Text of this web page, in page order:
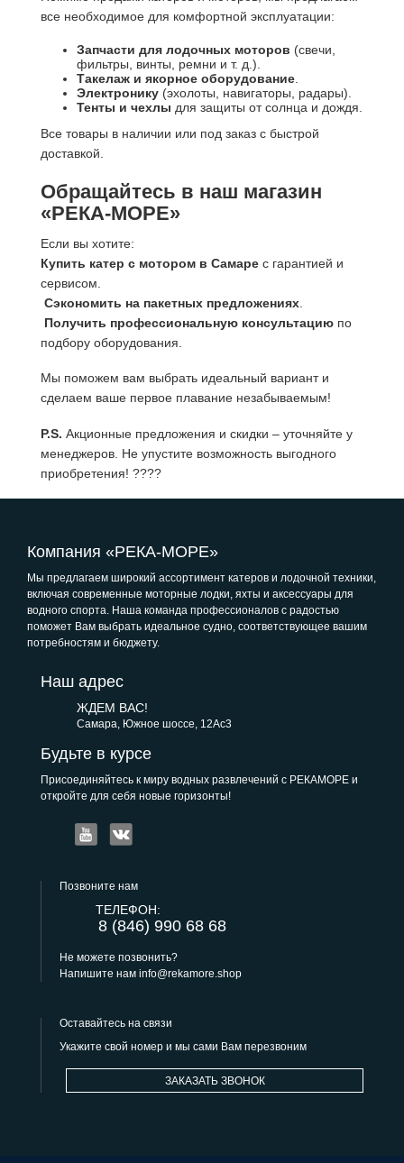
все необходимое для комфортной эксплуатации:
Запчасти для лодочных моторов (свечи,
фильтры, винты, ремни и т. д.).
Такелаж и якорное оборудование
Электронику (эхолоты, навигаторы, радары).
Тенты и чехлы для защиты от солнца и дождя.
Все товары в наличии или под заказ с быстрой
доставкой.
Обращайтесь в наш магазин
«РЕКА-МОРЕ»
Если вы хотите:
Купить катер с мотором в Самаре с гарантией и
сервисом.
Сэкономить на пакетных предложениях
Получить профессиональную консультацию по
подбору оборудования.
Мы поможем вам выбрать идеальный вариант и
сделаем ваше первое плавание незабываемым!
P.S. Акционные предложения и скидки – уточняйте у
менеджеров. Не упустите возможность выгодного
приобретения! ????
Компания «РЕКА-МОРЕ»
Мы предлагаем широкий ассортимент катеров и лодочной техники,
включая современные моторные лодки, яхты и аксессуары для
водного спорта. Наша команда профессионалов с радостью
поможет Вам выбрать идеальное судно, соответствующее вашим
потребностям и бюджету.
Наш адрес
ЖДЕМ ВАС!
Самара, Южное шоссе, 12Ас3
Будьте в курсе
Присоединяйтесь к миру водных развлечений с РЕКАМОРЕ и
откройте для себя новые горизонты!
Позвоните нам
ТЕЛЕФОН:
8 (846) 990 68 68
Не можете позвонить?
Напишите нам info@rekamore.shop
Оставайтесь на связи
Укажите свой номер и мы сами Вам перезвоним
ЗАКАЗАТЬ ЗВОНОК